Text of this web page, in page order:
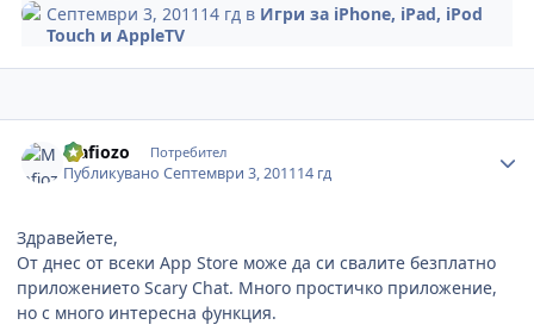
Септември 3, 2011 14 гд в Игри за iPhone, iPad, iPod
Touch и AppleTV
Mafiozo Потребител
ПубликуваноСептември 3, 201114 гд
Здравейете,
От днес от всеки App Store може да си свалите безплатно
приложението Scary Chat. Много простичко приложение,
но с много интересна функция.